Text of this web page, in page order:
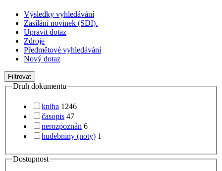
Výsledky vyhledávání
Zasílání novinek (SDI).
Upravit dotaz
Zdroje
Předmětové vyhledávání
Nový dotaz
Filtrovat
Druh dokumentu
kniha 1246
časopis 47
nerozpoznán 6
hudebniny (noty) 1
Dostupnost